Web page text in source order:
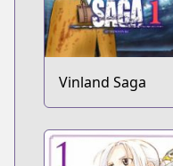
Vinland Saga